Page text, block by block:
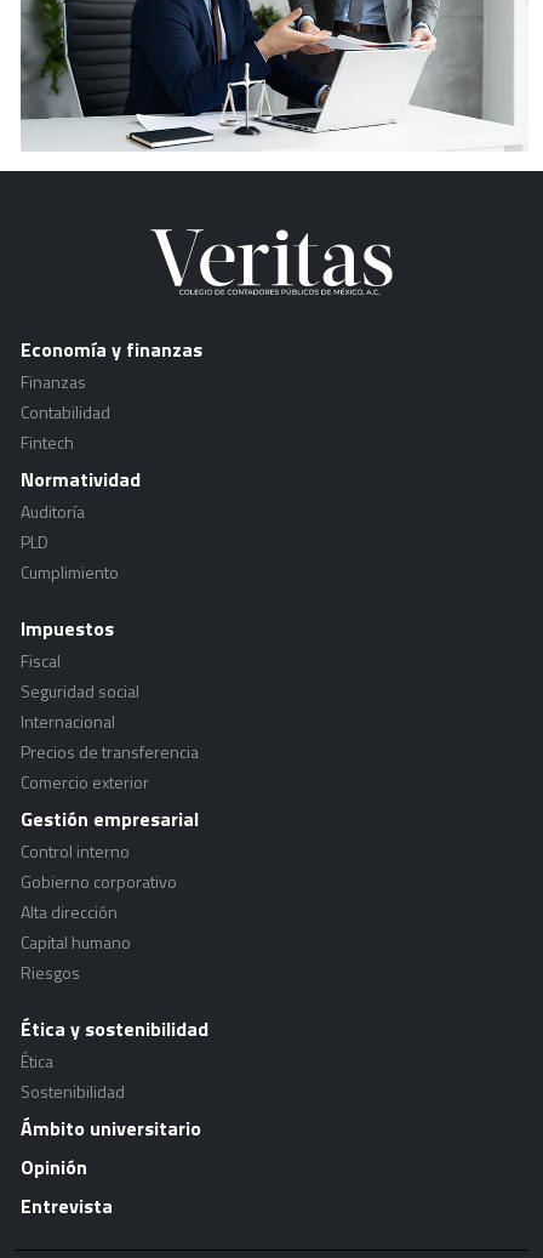
Economía y finanzas
Finanzas
Contabilidad
Fintech
Normatividad
Auditoría
PLD
Cumplimiento
Impuestos
Fiscal
Seguridad social
Internacional
Precios de transferencia
Comercio exterior
Gestión empresarial
Control interno
Gobierno corporativo
Alta dirección
Capital humano
Riesgos
Ética y sostenibilidad
Ética
Sostenibilidad
Ámbito universitario
Opinión
Entrevista